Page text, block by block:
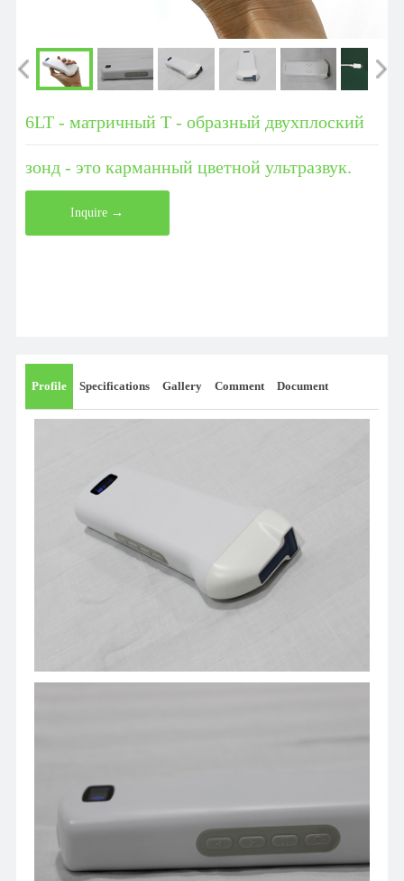
6LT - матричный Т - образный двухплоский
зонд - это карманный цветной ультразвук.
Inquire →
Profile Specifications Gallery Comment Document